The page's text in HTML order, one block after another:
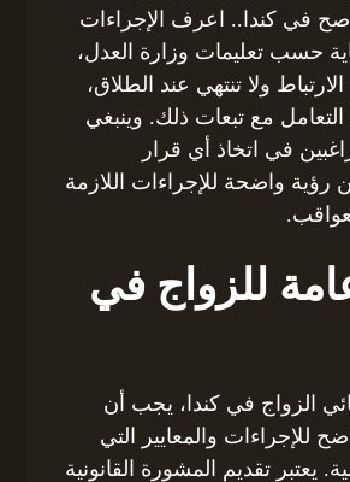
في كندا.. اعرف الإجراءات
حسب تعليمات وزارة العدل،
ولا تنتهي عند الطلاق،
مع تبعات ذلك. وينبغي
في اتخاذ أي قرار
رؤية واضحة للإجراءات اللازمة
للزواج في
الزواج في كندا، يجب أن
للإجراءات والمعايير التي
يعتبر تقديم المشورة القانونية